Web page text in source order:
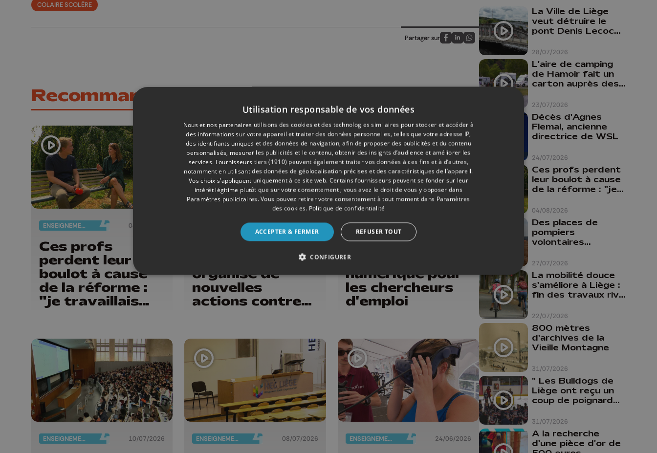
COLAIRE SCOLÈRE
Partager sur
Partagez sur FaceBook
Partagez sur LinkedIn
Partagez sur Whatsapp
Recommandations
ENSEIGNEMENT 04/08/2026
Ces profs
perdent leur
boulot à cause
de la réforme :
"je travaillais
pharmacienne"
17/07/2026
Un collectif
organise de
nouvelles
actions contre
ENSEIGNEMENT
Orientascan:
nouvel outil
numérique pour
les chercheurs
d'emploi
ENSEIGNEMENT 10/07/2026 ENSEIGNEMENT 08/07/2026 ENSEIGNEMENT 24/06/2026
28/07/2026
La Ville de Liège
veut détruire le
pont Denis Lecocq
budget pour le
faire
23/07/2026
L'aire de camping
de Hamoir fait un
carton auprès des
24/07/2026
Décès d'Agnes
Flemal, ancienne
directrice de WSL
04/08/2026
Ces profs perdent
leur boulot à cause
de la réforme : "je
comme prof que
comme
pharmacienne"
27/07/2026
Des places de
pompiers
volontaires
province de Liège :
"Un citoyen qui
n'est formé ne
peut pas nous
aider"
22/07/2026
La mobilité douce
s'améliore à Liège :
fin des travaux rive
cyclo-piétonnes
Avroy et
Guillemins...
31/07/2026
800 mètres
d'archives de la
Vieille Montagne
31/07/2026
" Les Bulldogs de
Liège ont reçu un
coup de poignard
A la recherche
d'une pièce d'or de
Utilisation responsable de vos données
Nous et nos partenaires utilisons des cookies et des technologies similaires pour stocker et accéder à
des informations sur votre appareil et traiter des données personnelles, telles que votre adresse IP,
des identifiants uniques et des données de navigation, afin de proposer des publicités et du contenu
personnalisés, mesurer les publicités et le contenu, obtenir des insights d’audience et améliorer les
services. Fournisseurs tiers (1910) peuvent également traiter vos données à ces fins et à d’autres,
notamment en utilisant des données de géolocalisation précises et des caractéristiques de l’appareil.
Vos choix s’appliquent uniquement à ce site web. Certains fournisseurs peuvent se fonder sur leur
intérêt légitime plutôt que sur votre consentement ; vous avez le droit de vous y opposer dans
Paramètres publicitaires. Vous pouvez retirer votre consentement à tout moment dans Paramètres
des cookies. Politique de confidentialité
ACCEPTER & FERMER REFUSER TOUT
CONFIGURER